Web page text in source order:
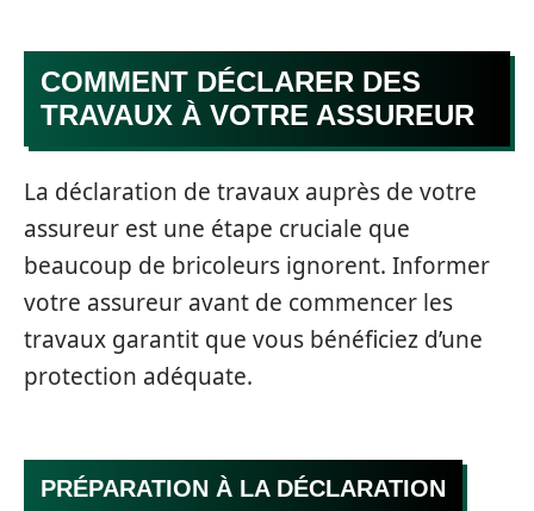
COMMENT DÉCLARER DES
TRAVAUX À VOTRE ASSUREUR
La déclaration de travaux auprès de votre
assureur est une étape cruciale que
beaucoup de bricoleurs ignorent. Informer
votre assureur avant de commencer les
travaux garantit que vous bénéficiez d’une
protection adéquate.
PRÉPARATION À LA DÉCLARATION